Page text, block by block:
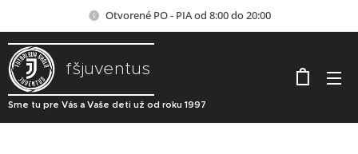
Otvorené PO - PIA od 8:00 do 20:00
fšjuventus
Sme tu pre Vás a Vaše deti už od roku 1997